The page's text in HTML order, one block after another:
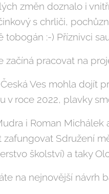
změn doznalo i
s chrliči,
tobogán :-) Příznivci
začíná pracovat na
Ves mohla dojít
v roce 2022, plavky
i Roman Michálek
zafungovat Sdružení
školství) a taky
na nejnovější návrh